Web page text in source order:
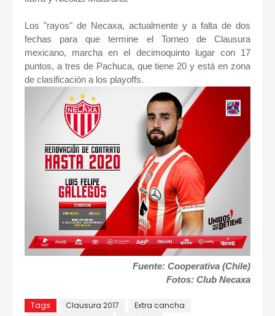
Los "rayos" de Necaxa, actualmente y a falta de dos
fechas para que termine el Torneo de Clausura
mexicano, marcha en el decimoquinto lugar con 17
puntos, a tres de Pachuca, que tiene 20 y está en zona
de clasificación a los playoffs.
Fuente: Cooperativa (Chile)
Fotos: Club Necaxa
Tags Clausura 2017
Extra cancha